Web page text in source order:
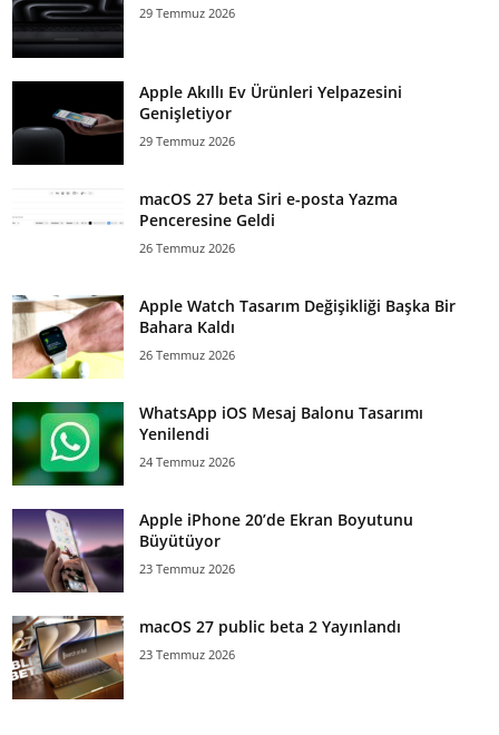
29 Temmuz 2026
Apple Akıllı Ev Ürünleri Yelpazesini
Genişletiyor
29 Temmuz 2026
macOS 27 beta Siri e-posta Yazma
Penceresine Geldi
26 Temmuz 2026
Apple Watch Tasarım Değişikliği Başka Bir
Bahara Kaldı
26 Temmuz 2026
WhatsApp iOS Mesaj Balonu Tasarımı
Yenilendi
24 Temmuz 2026
Apple iPhone 20’de Ekran Boyutunu
Büyütüyor
23 Temmuz 2026
macOS 27 public beta 2 Yayınlandı
23 Temmuz 2026